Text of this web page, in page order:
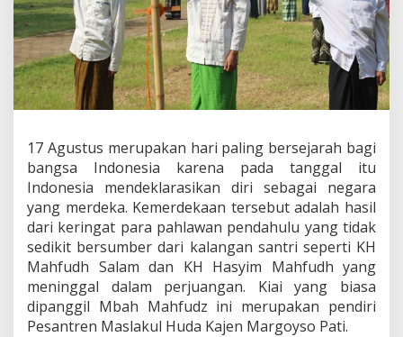
17 Agustus merupakan hari paling bersejarah bagi
bangsa Indonesia karena pada tanggal itu
Indonesia mendeklarasikan diri sebagai negara
yang merdeka. Kemerdekaan tersebut adalah hasil
dari keringat para pahlawan pendahulu yang tidak
sedikit bersumber dari kalangan santri seperti KH
Mahfudh Salam dan KH Hasyim Mahfudh yang
meninggal dalam perjuangan. Kiai yang biasa
dipanggil Mbah Mahfudz ini merupakan pendiri
Pesantren Maslakul Huda Kajen Margoyso Pati.